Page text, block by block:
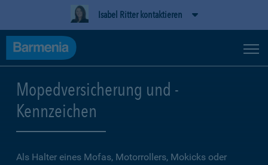
Isabel Ritter kontaktieren
Mopedversicherung und -
Kennzeichen
Als Halter eines Mofas, Motorrollers, Mokicks oder